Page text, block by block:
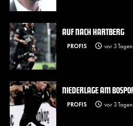
AUF NACH HARTBERG
PROFIS vor 3 Tagen
NIEDERLAGE AM
PROFIS vor 3 Tagen